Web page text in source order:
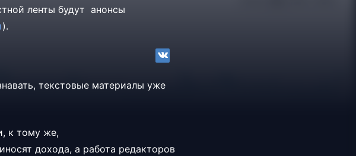
ленты будут анонсы
).
текстовые материалы уже
к тому же,
дохода, а работа редакторов